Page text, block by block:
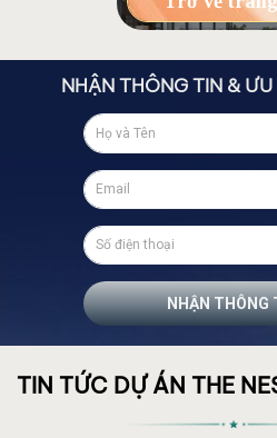
NHẬN THÔNG
NHẬN THÔNG TIN &
TIN TỨC DỰ ÁN THE